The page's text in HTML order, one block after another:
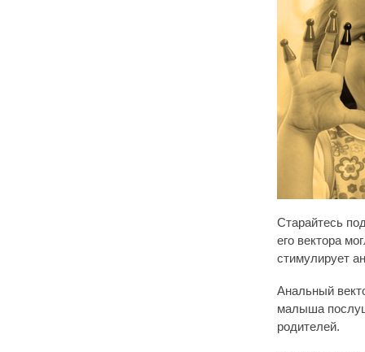
Старайтесь
его вектора
стимулирует
Анальный
малыша
родителей.